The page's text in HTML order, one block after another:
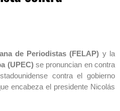
de Periodistas (FELAP) y la
(UPEC)se pronuncian en contra
contra el gobierno
encabeza el presidente Nicolás